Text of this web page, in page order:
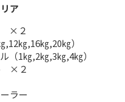
ア
×２
㎏,16㎏,20㎏）
（1㎏,2㎏,3㎏,4㎏）
ール ×２
ラー